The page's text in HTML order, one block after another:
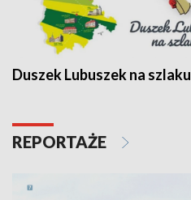
Duszek Lubuszek na szlaku
REPORTAŻE